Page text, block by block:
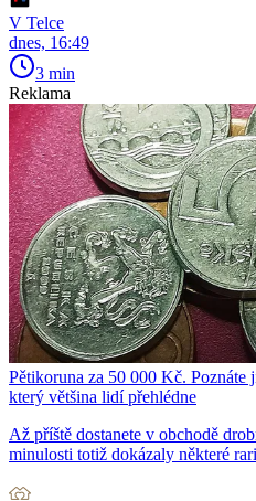
V Telce
dnes, 16:49
3 min
Reklama
Pětikoruna za 50 000 Kč. Poznáte
který většina lidí přehlédne
Až příště dostanete v obchodě
minulosti totiž dokázaly některé